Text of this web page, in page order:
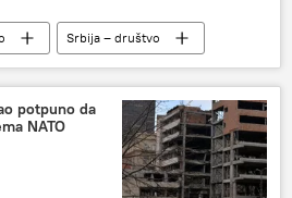
Srbija – društvo
Patrijarh Kiril
potpuno da
NATO